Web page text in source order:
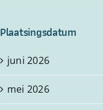
Plaatsingsdatum
juni 2026
mei 2026